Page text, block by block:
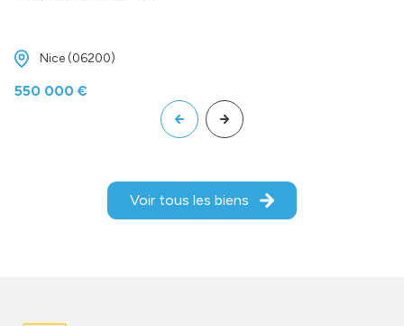
Nice (06200)
550 000 €
Voir tous les biens